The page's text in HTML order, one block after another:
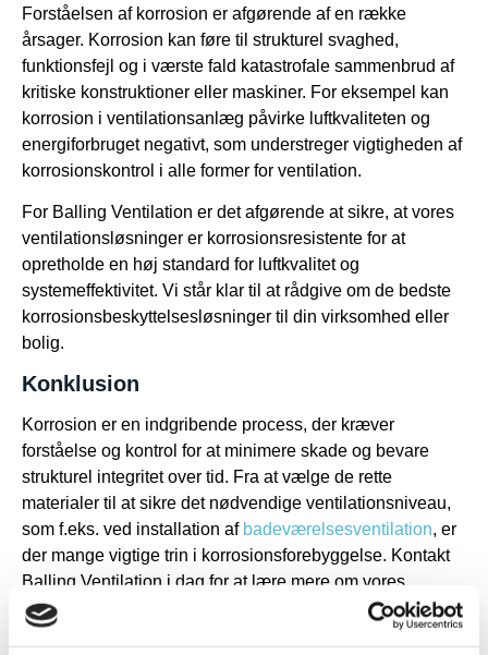
Forståelsen af korrosion er afgørende af en række
årsager. Korrosion kan føre til strukturel svaghed,
funktionsfejl og i værste fald katastrofale sammenbrud af
kritiske konstruktioner eller maskiner. For eksempel kan
korrosion i ventilationsanlæg påvirke luftkvaliteten og
energiforbruget negativt, som understreger vigtigheden af
korrosionskontrol i alle former for ventilation.
For Balling Ventilation er det afgørende at sikre, at vores
ventilationsløsninger er korrosionsresistente for at
opretholde en høj standard for luftkvalitet og
systemeffektivitet. Vi står klar til at rådgive om de bedste
korrosionsbeskyttelsesløsninger til din virksomhed eller
bolig.
Konklusion
Korrosion er en indgribende process, der kræver
forståelse og kontrol for at minimere skade og bevare
strukturel integritet over tid. Fra at vælge de rette
materialer til at sikre det nødvendige ventilationsniveau,
som f.eks. ved installation af badeværelsesventilation, er
der mange vigtige trin i korrosionsforebyggelse. Kontakt
Balling Ventilation i dag for at lære mere om vores
korrosionsbeskyttende ventilationsløsninger og hvordan
vi kan hjælpe med at forbedre indeklimaet i din ejendom.